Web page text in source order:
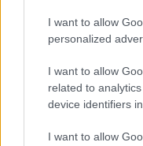
I want to allow
personalized
I want to allow
related to
device identifiers
I want to allow
Caldo record in